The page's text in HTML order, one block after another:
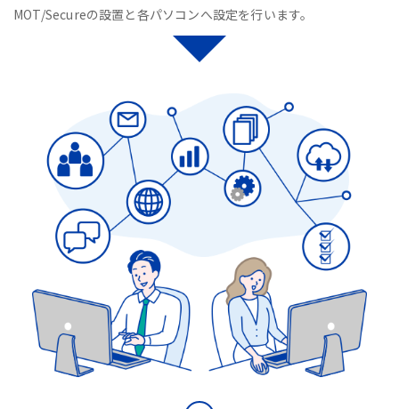
MOT/Secureの設置と各パソコンへ設定を行います。